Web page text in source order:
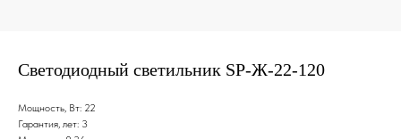
Светодиодный светильник SP-Ж-22-120
Мощность, Вт: 22
Гарантия, лет: 3